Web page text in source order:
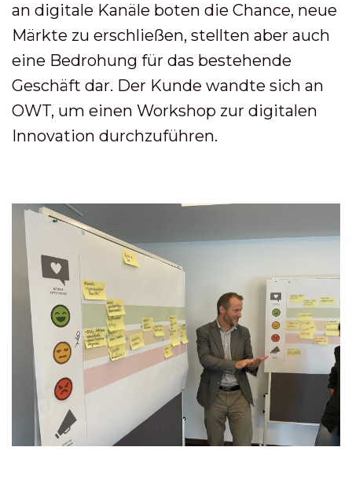
an digitale Kanäle boten die Chance, neue
Märkte zu erschließen, stellten aber auch
eine Bedrohung für das bestehende
Geschäft dar. Der Kunde wandte sich an
OWT, um einen Workshop zur digitalen
Innovation durchzuführen.